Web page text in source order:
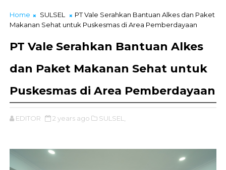
Home SULSEL
PT Vale Serahkan Bantuan Alkes dan Paket
Makanan Sehat untuk Puskesmas di Area Pemberdayaan
PT Vale Serahkan Bantuan Alkes
dan Paket Makanan Sehat untuk
Puskesmas di Area Pemberdayaan
EDITOR 2 years ago SULSEL,